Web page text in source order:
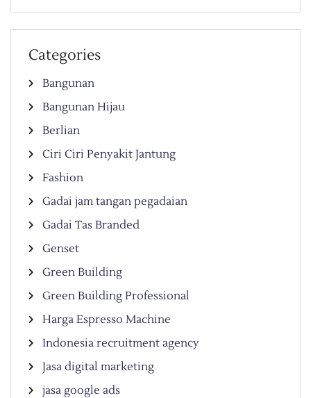
Categories
Bangunan
Bangunan Hijau
Berlian
Ciri Ciri Penyakit Jantung
Fashion
Gadai jam tangan pegadaian
Gadai Tas Branded
Genset
Green Building
Green Building Professional
Harga Espresso Machine
Indonesia recruitment agency
Jasa digital marketing
jasa google ads